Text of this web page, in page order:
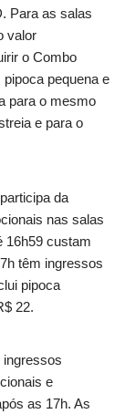
Para as salas
valor
o Combo
pequena e
para o mesmo
e para o
da
nas salas
16h59 custam
têm ingressos
pipoca
22.
ingressos
e
as 17h. As